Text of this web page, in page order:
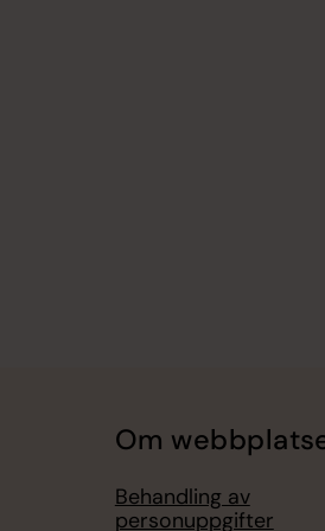
Om
Behandling av
personuppgifter